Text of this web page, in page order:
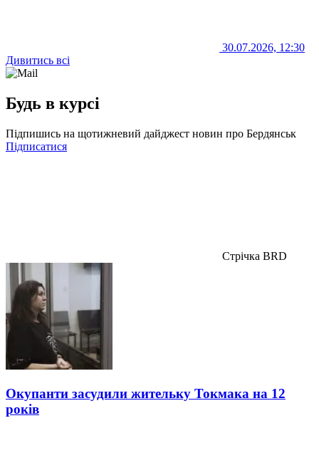
30.07.2026, 12:30
Дивитись всі
Будь в курсі
Підпишись на щотижневий дайджест новин про Бердянськ
Підписатися
Стрічка BRD
Окупанти засудили жительку Токмака на 12
років